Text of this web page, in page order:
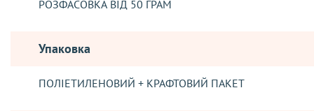
РОЗФАСОВКА ВІД 50 ГРАМ
Упаковка
ПОЛІЕТИЛЕНОВИЙ + КРАФТОВИЙ ПАКЕТ